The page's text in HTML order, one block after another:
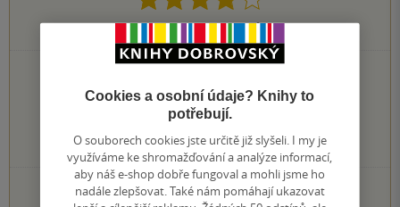
228hodnocení čtenářů
77×
4 hvězdičky
49×
3 hvězdičky
6×
1 hvezdička
PŘIDEJTE SVÉ HODNOCENÍ KNIHY
Cookies a osobní údaje? Knihy to
potřebují.
O souborech cookies jste určitě již slyšeli. I my je
využíváme ke shromažďování a analýze informací,
aby náš e-shop dobře fungoval a mohli jsme ho
nadále zlepšovat. Také nám pomáhají ukazovat